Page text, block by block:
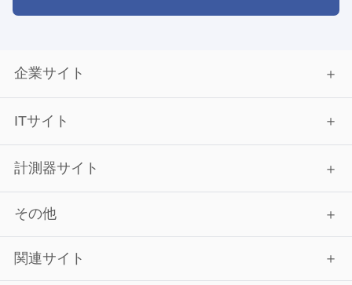
企業サイト
ITサイト
計測器サイト
その他
関連サイト